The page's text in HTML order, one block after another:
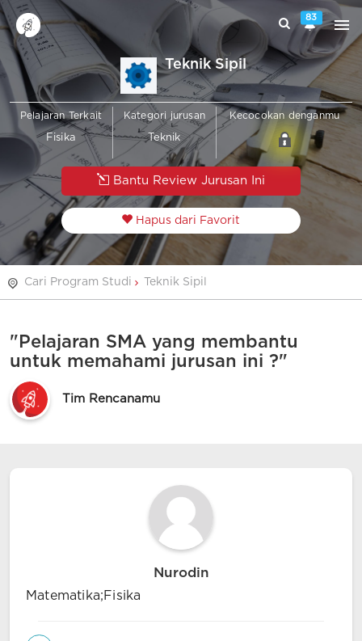
83
Teknik Sipil
Pelajaran Terkait
Fisika
Kategori jurusan
Teknik
Kecocokan denganmu
Bantu Review Jurusan Ini
Hapus dari Favorit
Cari Program Studi Teknik Sipil
"Pelajaran SMA yang membantu
untuk memahami jurusan ini ?"
Tim Rencanamu
Nurodin
Matematika;Fisika